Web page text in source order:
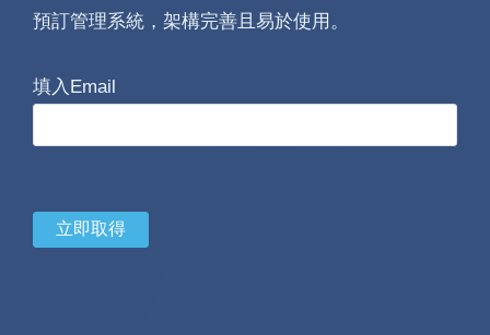
預訂管理系統，架構完善且易於使用。
填入Email
立即取得